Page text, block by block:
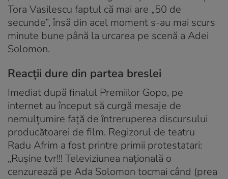
Tora Vasilescu faptul că mai are „50 de
secunde”, însă din acel moment s-au mai scurs
minute bune până la urcarea pe scenă a Adei
Solomon.
Reacții dure din partea breslei
Imediat după finalul Premiilor Gopo, pe
internet au început să curgă mesaje de
nemulțumire față de întreruperea discursului
producătoarei de film. Regizorul de teatru
Radu Afrim a fost printre primii protestatari:
„Rușine tvr!!! Televiziunea națională o
cenzurează pe Ada Solomon tocmai când (prea